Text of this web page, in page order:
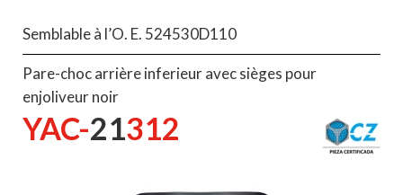
Semblable à l’O. E. 524530D110
Pare-choc arrière inferieur avec sièges pour
enjoliveur noir
YAC-21312